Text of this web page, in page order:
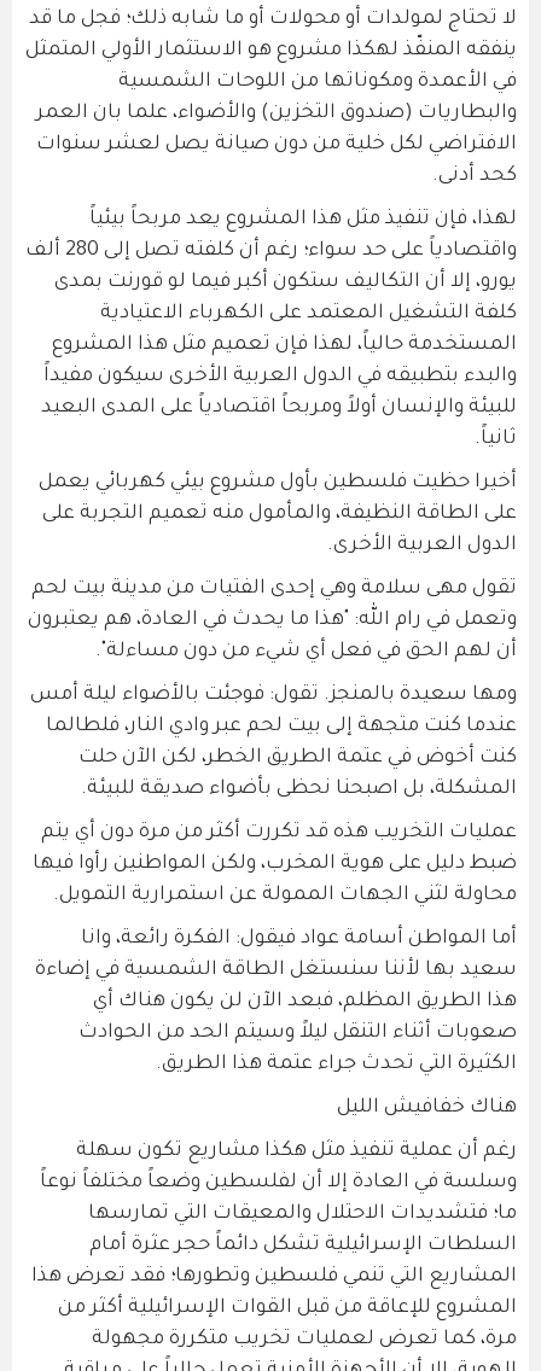
لا تحتاج لمولدات أو محولات أو ما شابه ذلك؛ فجل ما قد
ينفقه المنفّذ لهكذا مشروع هو الاستثمار الأولي المتمثل
في الأعمدة ومكوناتها من اللوحات الشمسية
والبطاريات (صندوق التخزين) والأضواء، علما بان العمر
الافتراضي لكل خلية من دون صيانة يصل لعشر سنوات
كحد أدنى.
لهذا، فإن تنفيذ مثل هذا المشروع يعد مربحاً بيئياً
واقتصادياً على حد سواء؛ رغم أن كلفته تصل إلى 280 ألف
يورو، إلا أن التكاليف ستكون أكبر فيما لو قورنت بمدى
كلفة التشغيل المعتمد على الكهرباء الاعتيادية
المستخدمة حالياً، لهذا فإن تعميم مثل هذا المشروع
والبدء بتطبيقه في الدول العربية الأخرى سيكون مفيداً
للبيئة والإنسان أولاً ومربحاً اقتصادياً على المدى البعيد
ثانياً.
أخيرا حظيت فلسطين بأول مشروع بيئي كهربائي يعمل
على الطاقة النظيفة، والمأمول منه تعميم التجربة على
الدول العربية الأخرى.
تقول مهى سلامة وهي إحدى الفتيات من مدينة بيت لحم
وتعمل في رام الله: "هذا ما يحدث في العادة، هم يعتبرون
أن لهم الحق في فعل أي شيء من دون مساءلة".
ومها سعيدة بالمنجز. تقول: فوجئت بالأضواء ليلة أمس
عندما كنت متجهة إلى بيت لحم عبر وادي النار، فلطالما
كنت أخوض في عتمة الطريق الخطر، لكن الآن حلت
المشكلة، بل اصبحنا نحظى بأضواء صديقة للبيئة.
عمليات التخريب هذه قد تكررت أكثر من مرة دون أي يتم
ضبط دليل على هوية المخرب، ولكن المواطنين رأوا فيها
محاولة لثني الجهات الممولة عن استمرارية التمويل.
أما المواطن أسامة عواد فيقول: الفكرة رائعة، وانا
سعيد بها لأننا سنستغل الطاقة الشمسية في إضاءة
هذا الطريق المظلم، فبعد الآن لن يكون هناك أي
صعوبات أثناء التنقل ليلاً وسيتم الحد من الحوادث
الكثيرة التي تحدث جراء عتمة هذا الطريق.
هناك خفافيش الليل
رغم أن عملية تنفيذ مثل هكذا مشاريع تكون سهلة
وسلسة في العادة إلا أن لفلسطين وضعاً مختلفاً نوعاً
ما؛ فتشديدات الاحتلال والمعيقات التي تمارسها
السلطات الإسرائيلية تشكل دائماً حجر عثرة أمام
المشاريع التي تنمي فلسطين وتطورها؛ فقد تعرض هذا
المشروع للإعاقة من قبل القوات الإسرائيلية أكثر من
مرة، كما تعرض لعمليات تخريب متكررة مجهولة